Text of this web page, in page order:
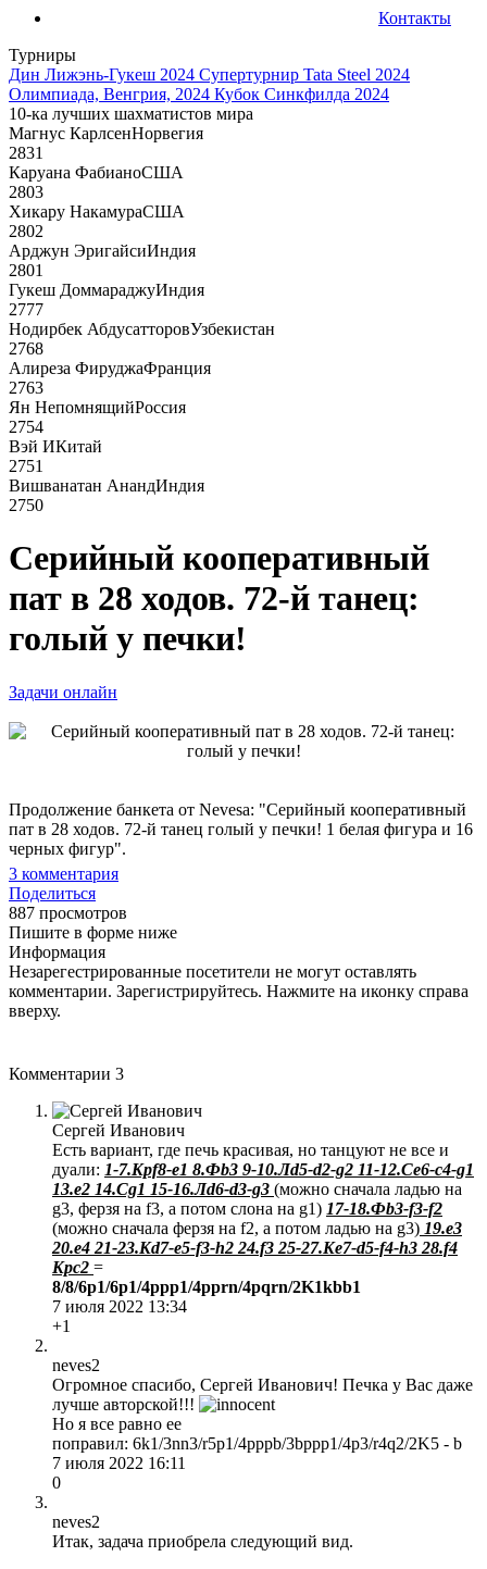
Контакты
Турниры
Дин Лижэнь-Гукеш 2024 Супертурнир Tata Steel 2024
Олимпиада, Венгрия, 2024 Кубок Синкфилда 2024
10-ка лучших шахматистов мира
Магнус КарлсенНорвегия
2831
Каруана ФабианоСША
2803
Хикару НакамураСША
2802
Арджун ЭригайсиИндия
2801
Гукеш ДоммараджуИндия
2777
Нодирбек АбдусатторовУзбекистан
2768
Алиреза ФируджаФранция
2763
Ян НепомнящийРоссия
2754
Вэй ИКитай
2751
Вишванатан АнандИндия
2750
Серийный кооперативный
пат в 28 ходов. 72-й танец:
голый у печки!
Задачи онлайн
Продолжение банкета от Nevesa: "Серийный кооперативный
пат в 28 ходов. 72-й танец голый у печки! 1 белая фигура и 16
черных фигур".
3 комментария
Поделиться
887 просмотров
Пишите в форме ниже
Информация
Незарегестрированные посетители не могут оставлять
комментарии. Зарегистрируйтесь. Нажмите на иконку справа
вверху.
Комментарии 3
Сергей Иванович
Есть вариант, где печь красивая, но танцуют не все и
дуали: 1-7.Kpf8-e1 8.Фb3 9-10.Лd5-d2-g2 11-12.Сe6-c4-g1
13.e2 14.Cg1 15-16.Лd6-d3-g3 (можно сначала ладью на
g3, ферзя на f3, а потом слона на g1) 17-18.Фb3-f3-f2
(можно сначала ферзя на f2, а потом ладью на g3) 19.е3
20.е4 21-23.Kd7-e5-f3-h2 24.f3 25-27.Ke7-d5-f4-h3 28.f4
Kpc2 =
8/8/6p1/6p1/4ppp1/4pprn/4pqrn/2K1kbb1
7 июля 2022 13:34
+1
neves2
Огромное спасибо, Сергей Иванович! Печка у Вас даже
лучше авторской!!!
Но я все равно ее
поправил: 6k1/3nn3/r5p1/4pppb/3bppp1/4p3/r4q2/2K5 - b
7 июля 2022 16:11
0
neves2
Итак, задача приобрела следующий вид.